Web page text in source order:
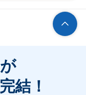
結！